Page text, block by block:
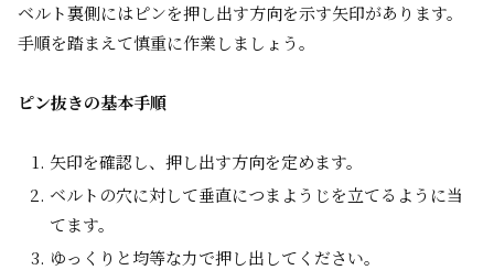
ベルト裏側にはピンを押し出す方向を示す矢印があります。
手順を踏まえて慎重に作業しましょう。
ピン抜きの基本手順
矢印を確認し、押し出す方向を定めます。
ベルトの穴に対して垂直につまようじを立てるように当
てます。
ゆっくりと均等な力で押し出してください。